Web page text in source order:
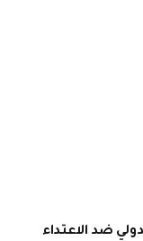
ضد الاعتداء